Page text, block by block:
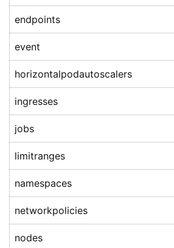
endpoints
event
horizontalpodautoscalers
ingresses
jobs
limitranges
namespaces
networkpolicies
nodes